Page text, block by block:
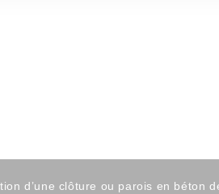
d’une clôture ou parois en béton